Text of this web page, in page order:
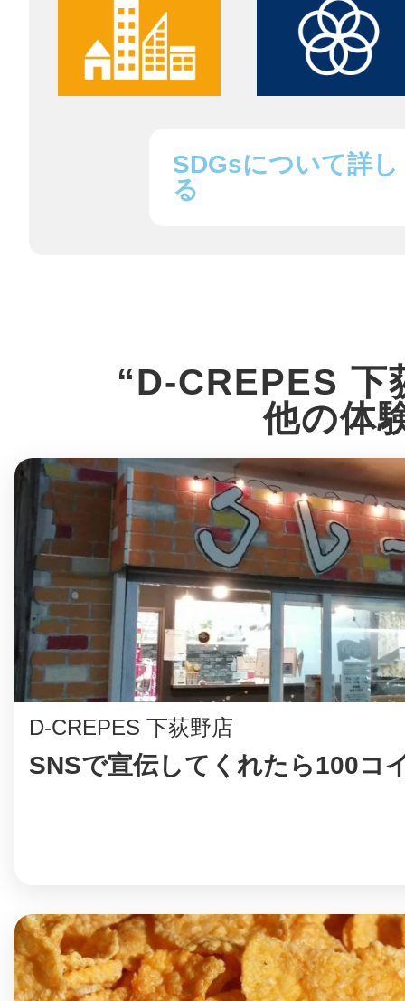
SDGsについて詳し
る
“D-CREPES 下
他の体
D-CREPES 下荻野店
SNSで宣伝してくれたら100コ
相模原
渋谷区
八女